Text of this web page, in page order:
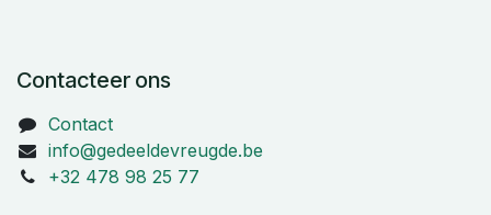
Contacteer ons
Contact
info@gedeeldevreugde.be
+32 478 98 25 77